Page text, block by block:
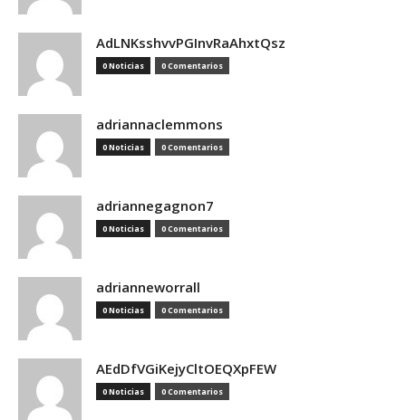
AdLNKsshvvPGInvRaAhxtQsz
0 Noticias 0 Comentarios
adriannaclemmons
0 Noticias 0 Comentarios
adriannegagnon7
0 Noticias 0 Comentarios
adrianneworrall
0 Noticias 0 Comentarios
AEdDfVGiKejyCltOEQXpFEW
0 Noticias 0 Comentarios